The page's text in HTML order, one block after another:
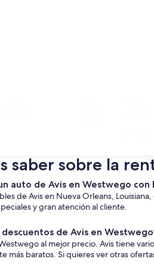
Ahorra
rentas
Ver
saber sobre la
auto de Avis en Westwego con
de Avis en Nueva Orleans,
y gran atención al cliente.
de Avis en
al mejor precio. Avis tiene
más baratos. Si quieres ver otras